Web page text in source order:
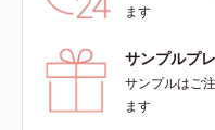
ます
サンプルプ
サンプルはご
ます